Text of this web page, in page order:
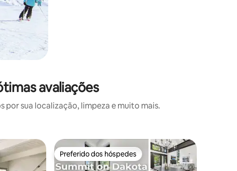
avaliações
sua localização, limpeza e muito mais.
dos hóspedes Preferido dos hóspedes
Preferido dos hóspedes